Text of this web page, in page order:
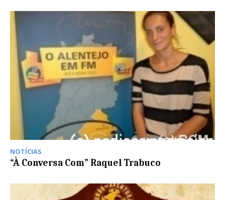
NOTÍCIAS
“À Conversa Com” Raquel Trabuco